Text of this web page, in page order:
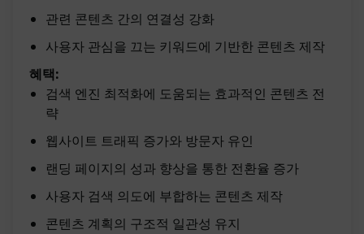
관련 콘텐츠 간의 연결성 강화
사용자 관심을 끄는 키워드에 기반한 콘텐츠 제작
혜택:
검색 엔진 최적화에 도움되는 효과적인 콘텐츠 전
략
웹사이트 트래픽 증가와 방문자 유인
랜딩 페이지의 성과 향상을 통한 전환율 증가
사용자 검색 의도에 부합하는 콘텐츠 제작
콘텐츠 계획의 구조적 일관성 유지